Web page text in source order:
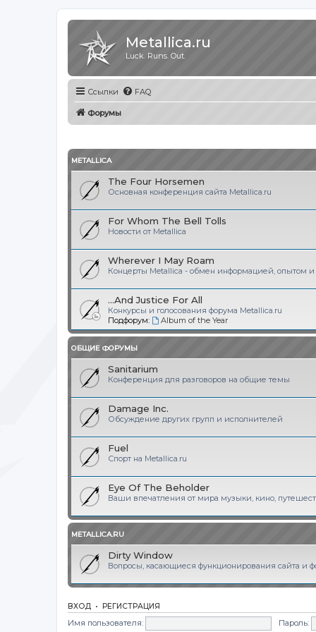
Metallica.ru
Luck. Runs. Out.
Ссылки FAQ
Форумы
METALLICA
The Four Horsemen
Основная конференция сайта Metallica.ru
For Whom The Bell Tolls
Новости от Metallica
Wherever I May Roam
Концерты Metallica - обмен информацией, опытом
...And Justice For All
Конкурсы и голосования форума Metallica.ru
Подфорум:
Album of the Year
ОБЩИЕ ФОРУМЫ
Sanitarium
Конференция для разговоров на общие темы
Damage Inc.
Обсуждение других групп и исполнителей
Fuel
Спорт на Metallica.ru
Eye Of The Beholder
Ваши впечатления от мира музыки, кино,
METALLICA.RU
Dirty Window
Вопросы, касающиеся функционирования сайта и
ВХОД • РЕГИСТРАЦИЯ
Имя пользователя: Пароль: